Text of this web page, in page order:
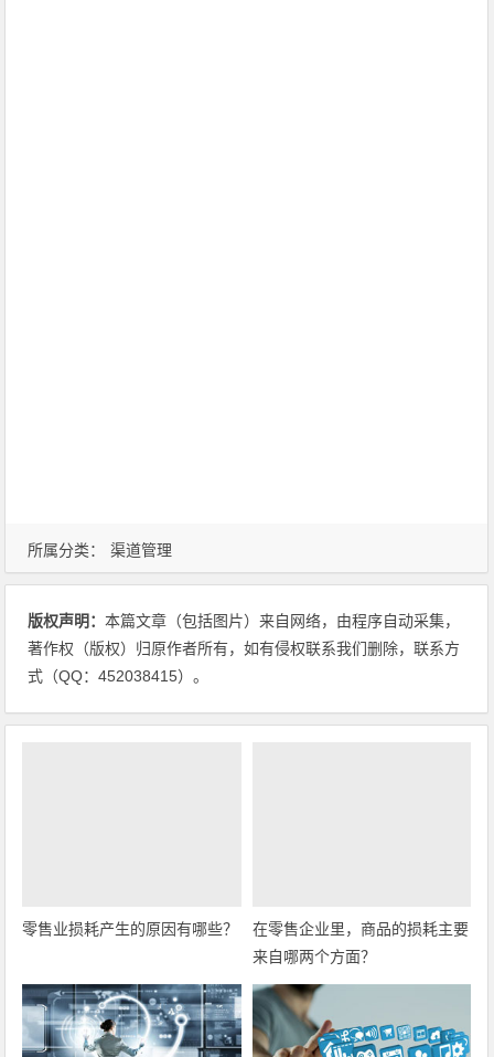
所属分类： 渠道管理
版权声明：本篇文章（包括图片）来自网络，由程序自动采集，
著作权（版权）归原作者所有，如有侵权联系我们删除，联系方
式（QQ：452038415）。
零售业损耗产生的原因有哪些？
在零售企业里，商品的损耗主要
来自哪两个方面？